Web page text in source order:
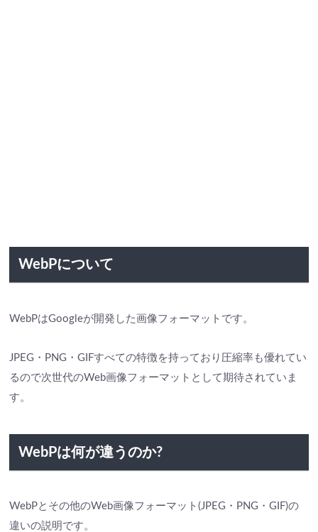
WebPについて
WebPはGoogleが開発した画像フォーマットです。
JPEG・PNG・GIFすべての特徴を持っており圧縮率も優れてい
るので次世代のWeb画像フォーマットとして期待されていま
す。
WebPは何が違うのか?
WebPとその他のWeb画像フォーマット(JPEG・PNG・GIF)の
違いの説明です。